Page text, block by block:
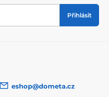
Přihlásit
eshop@dometa.cz